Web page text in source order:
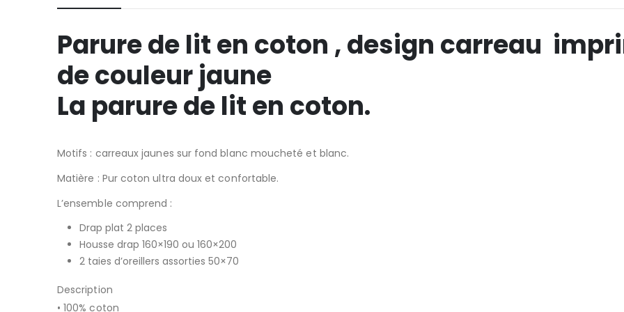
Parure de lit en coton , design carreau
de couleur jaune
La parure de lit en coton.
Motifs : carreaux jaunes sur fond blanc moucheté et blanc.
Matière : Pur coton ultra doux et confortable.
L’ensemble comprend :
Drap plat 2 places
Housse drap 160×190 ou 160×200
2 taies d’oreillers assorties 50×70
Description
• 100% coton